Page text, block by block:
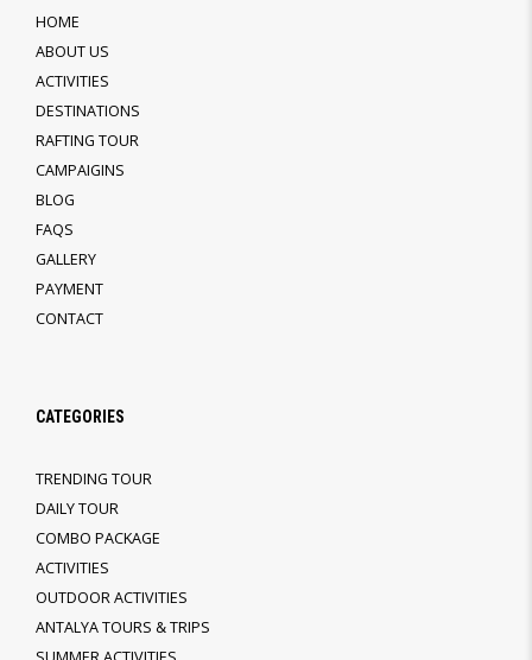
HOME
ABOUT US
ACTIVITIES
DESTINATIONS
RAFTING TOUR
CAMPAIGINS
BLOG
FAQS
GALLERY
PAYMENT
CONTACT
CATEGORIES
TRENDING TOUR
DAILY TOUR
COMBO PACKAGE
ACTIVITIES
OUTDOOR ACTIVITIES
ANTALYA TOURS & TRIPS